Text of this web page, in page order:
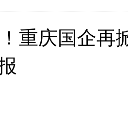
重庆国企再